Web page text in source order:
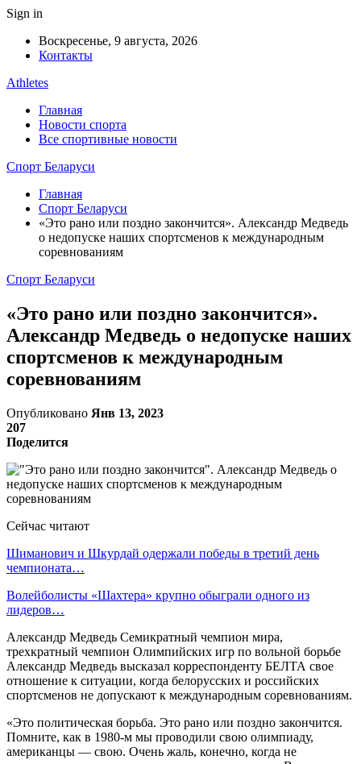
Sign in
Воскресенье, 9 августа, 2026
Контакты
Athletes
Главная
Новости спорта
Все спортивные новости
Спорт Беларуси
Главная
Спорт Беларуси
«Это рано или поздно закончится». Александр Медведь
о недопуске наших спортсменов к международным
соревнованиям
Спорт Беларуси
«Это рано или поздно закончится».
Александр Медведь о недопуске наших
спортсменов к международным
соревнованиям
Опубликовано Янв 13, 2023
207
Поделится
Сейчас читают
Шиманович и Шкурдай одержали победы в третий день
чемпионата…
Волейболисты «Шахтера» крупно обыграли одного из
лидеров…
Александр Медведь Семикратный чемпион мира,
трехкратный чемпион Олимпийских игр по вольной борьбе
Александр Медведь высказал корреспонденту БЕЛТА свое
отношение к ситуации, когда белорусских и российских
спортсменов не допускают к международным соревнованиям.
«Это политическая борьба. Это рано или поздно закончится.
Помните, как в 1980-м мы проводили свою олимпиаду,
американцы — свою. Очень жаль, конечно, когда не